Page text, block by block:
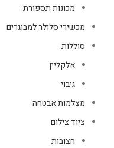
מכונות תספורת
מכשירי סלולר למבוגרים
סוללות
אלקליין
גיבוי
מצלמות אבטחה
ציוד צילום
חצובות